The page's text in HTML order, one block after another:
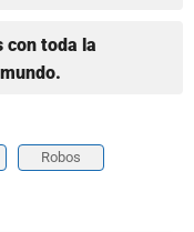
con toda la
Robos